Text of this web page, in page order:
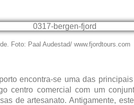
Foto: Paal Audestad/ www.fjordtours.com
encontra-se uma das
centro comercial com um
de artesanato. Antigamente,